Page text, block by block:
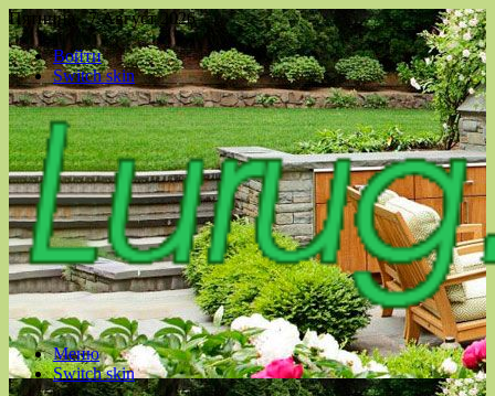
Пятница , 7 Август 2026
Войти
Switch skin
Меню
Switch skin